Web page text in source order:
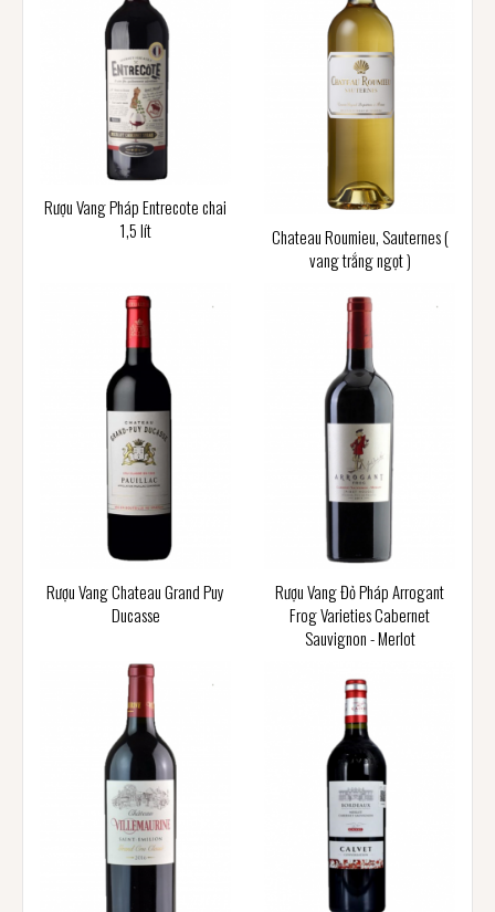
Rượu Vang Pháp Entrecote chai
1,5 lít
Chateau Roumieu, Sauternes (
vang trắng ngọt )
Rượu Vang Chateau Grand Puy
Ducasse
Rượu Vang Đỏ Pháp Arrogant
Frog Varieties Cabernet
Sauvignon - Merlot